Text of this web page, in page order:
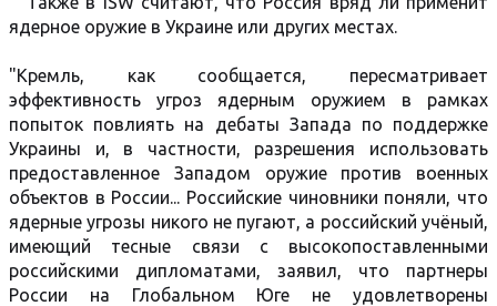
ядерное оружие в Украине или других местах.
"Кремль, как сообщается, пересматривает
эффективность угроз ядерным оружием в рамках
попыток повлиять на дебаты Запада по поддержке
Украины и, в частности, разрешения использовать
предоставленное Западом оружие против военных
объектов в России... Российские чиновники поняли, что
ядерные угрозы никого не пугают, а российский учёный,
имеющий тесные связи с высокопоставленными
российскими дипломатами, заявил, что партнеры
России на Глобальном Юге не удовлетворены